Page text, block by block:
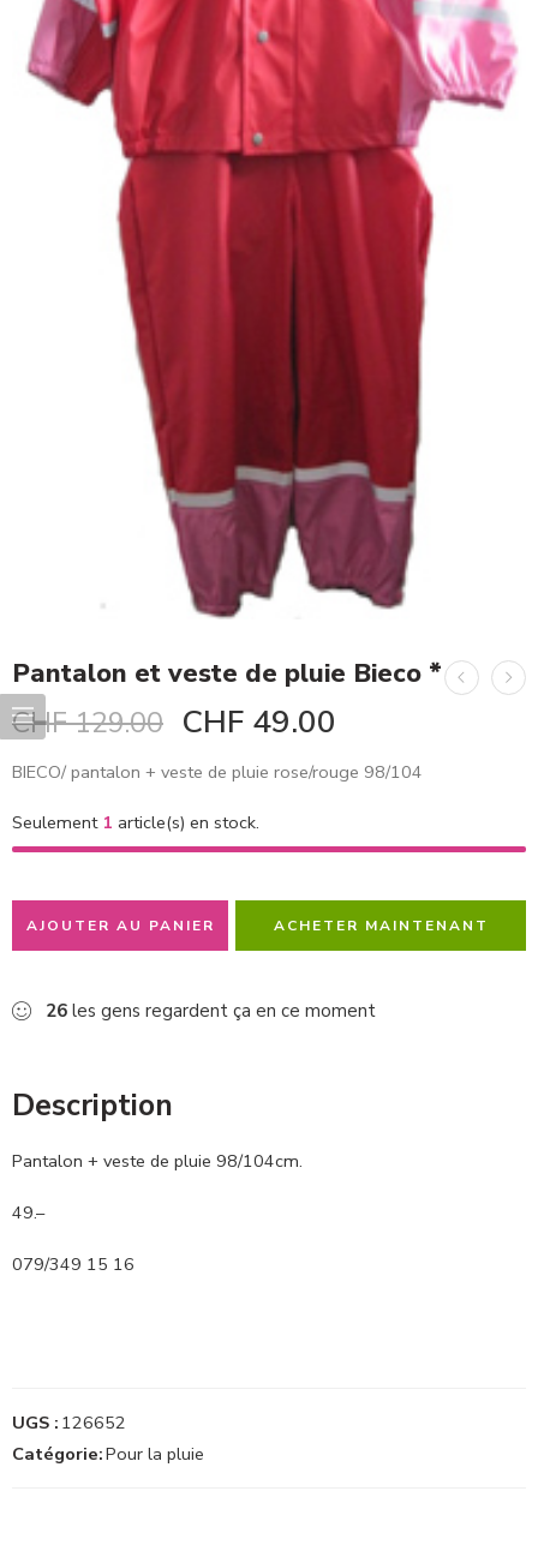
Pantalon et veste de pluie Bieco *
CHF129.00 CHF 49.00
BIECO/ pantalon + veste de pluie rose/rouge 98/104
Seulement 1 article(s) en stock.
AJOUTER AU PANIER ACHETER MAINTENANT
26 les gens regardent ça en ce moment
Description
Pantalon + veste de pluie 98/104cm.
49.–
079/349 15 16
UGS : 126652
Catégorie:Pour la pluie